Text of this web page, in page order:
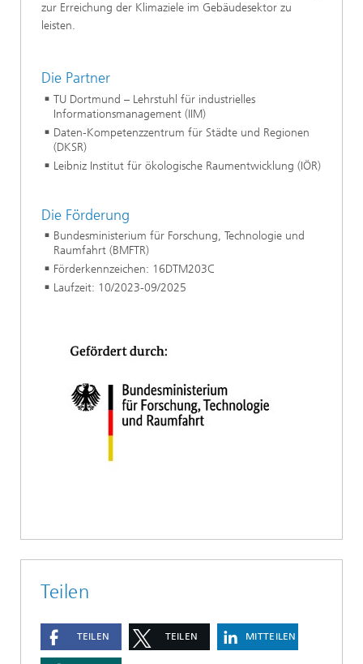
zur Erreichung der Klimaziele im Gebäudesektor zu
leisten.
Die Partner
TU Dortmund – Lehrstuhl für industrielles
Informationsmanagement (IIM)
Daten-Kompetenzzentrum für Städte und Regionen
(DKSR)
Leibniz Institut für ökologische Raumentwicklung (IÖR)
Die Förderung
Bundesministerium für Forschung, Technologie und
Raumfahrt (BMFTR)
Förderkennzeichen: 16DTM203C
Laufzeit: 10/2023-09/2025
Teilen
TEILEN TEILEN MITTEILEN